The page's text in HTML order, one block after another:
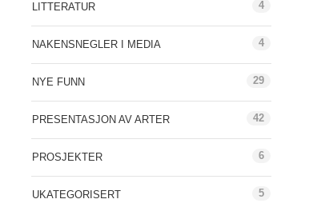
LITTERATUR 4
NAKENSNEGLER I MEDIA 4
NYE FUNN 29
PRESENTASJON AV ARTER 42
PROSJEKTER 6
UKATEGORISERT 5